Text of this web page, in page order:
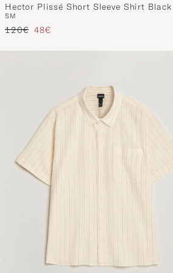
Hector Plissé Short Sleeve Shirt Black
SM
Regulärer Preis
120€ Reduzierter Preis
48€